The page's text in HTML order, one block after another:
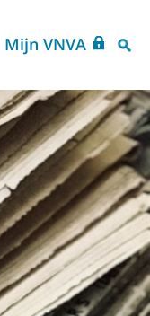
Mijn VNVA